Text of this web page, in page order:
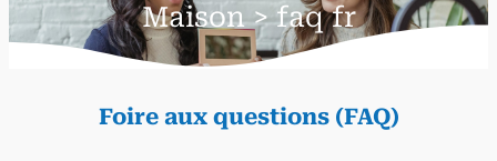
Maison > faq fr
Foire aux questions (FAQ)